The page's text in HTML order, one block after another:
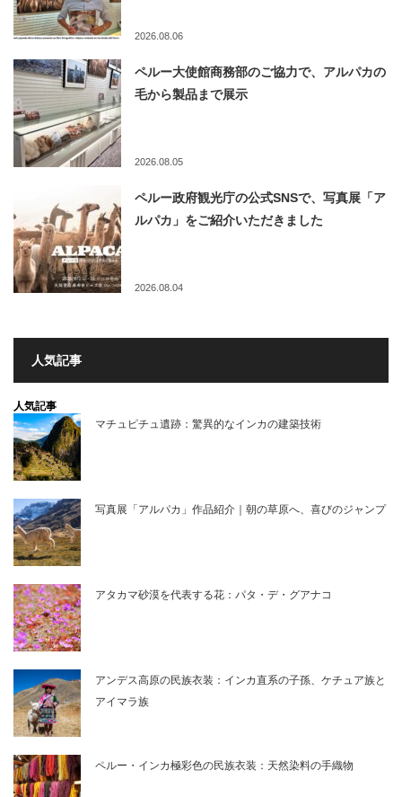
2026.08.06
ペルー大使館商務部のご協力で、アルパカの
毛から製品まで展示
2026.08.05
ペルー政府観光庁の公式SNSで、写真展「ア
ルパカ」をご紹介いただきました
2026.08.04
人気記事
人気記事
マチュピチュ遺跡：驚異的なインカの建築技術
写真展「アルパカ」作品紹介｜朝の草原へ、喜びのジャンプ
アタカマ砂漠を代表する花：パタ・デ・グアナコ
アンデス高原の民族衣装：インカ直系の子孫、ケチュア族と
アイマラ族
ペルー・インカ極彩色の民族衣装：天然染料の手織物